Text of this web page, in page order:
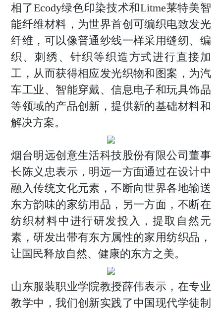
相了Ecody绿色印染技术和Litme莱特美智
能纤维材料，为世界首创可编织电致发光
纤维，可以像普通纱线一样采用缝纫、编
织、刺绣、针织等织造方式进行直接加
工，从而获得相应发光织物和图案，为汽
车工业、智能穿戴、信息电子和玩具饰品
等领域的产品创新，提供新的基础材料和
解决方案。
烟台明远创意生活科技股份有限公司董事
长陈义忠表示，明远一方面通过在设计中
融入传统文化元素，不断向世界各地输送
东方韵味的家纺用品，另一方面，不断在
纺织材料中进行研发投入，提取自然元
素，研发出带有东方属性的家用纺织品，
让国民释放自然、健康的东方之美。
山东服装职业学院教授薛伟表示，在专业
教学中，我们创新实践了中国现代学徒制